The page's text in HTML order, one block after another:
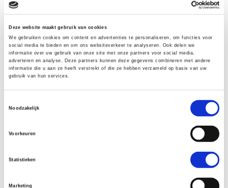
Deze website maakt gebruik van cookies
We gebruiken cookies om content en advertenties te personaliseren, om functies voor
social media te bieden en om ons websiteverkeer te analyseren. Ook delen we
informatie over uw gebruik van onze site met onze partners voor social media,
adverteren en analyse. Deze partners kunnen deze gegevens combineren met andere
informatie die u aan ze heeft verstrekt of die ze hebben verzameld op basis van uw
gebruik van hun services.
Noodzakelijk
Voorkeuren
Statistieken
Marketing
Terug naar Kelheim:
wandelen of met de boot?
Aan de andere kant van de Donau wandelen we
terug naar Kelheim. Zijn je benen al moe? Dan
kun je de wandeling ook inkorten en vanaf het
klooster met de boot terug naar Kelheim. Achter
het klooster loopt de wandelroute gelijk snel
omhoog. We lopen eerst door velden, om